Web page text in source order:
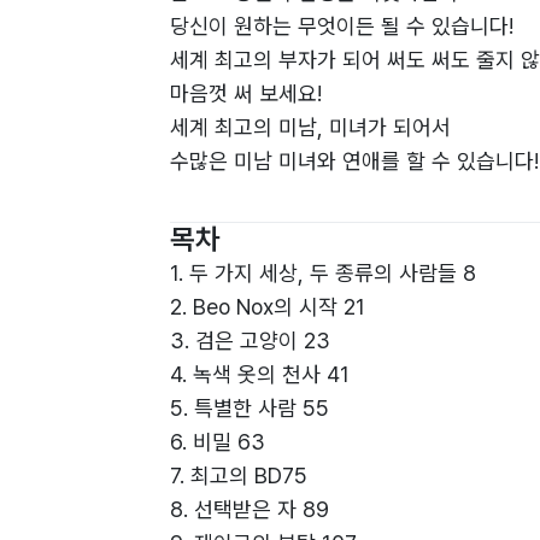
당신이 원하는 무엇이든 될 수 있습니다!
세계 최고의 부자가 되어 써도 써도 줄지
마음껏 써 보세요!
세계 최고의 미남, 미녀가 되어서
수많은 미남 미녀와 연애를 할 수 있습니다!
그동안 하고 싶었던 모든 일을 할 수 있습니
사랑하는 사람이 세상을 떠나서 이제 다시
오늘 밤 꿈에서 그리운 이를 바로 만날 수 있
당신의 꿈 Beo Nox가 이루어 드립니다.
당신은 우리의 꿈이니까요.
목차
1. 두 가지 세상, 두 종류의 사람들 8
2. Beo Nox의 시작 21
3. 검은 고양이 23
4. 녹색 옷의 천사 41
5. 특별한 사람 55
6. 비밀 63
7. 최고의 BD75
8. 선택받은 자 89